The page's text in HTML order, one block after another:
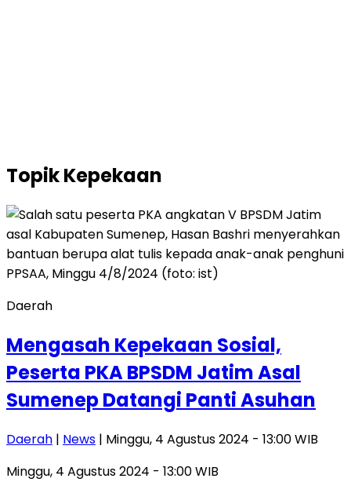
TopikKepekaan
Daerah
Mengasah Kepekaan Sosial,
Peserta PKA BPSDM Jatim Asal
Sumenep Datangi Panti Asuhan
Daerah | News | Minggu, 4 Agustus 2024 - 13:00 WIB
Minggu, 4 Agustus 2024 - 13:00 WIB